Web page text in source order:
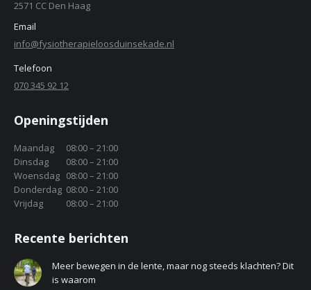
2571 CC Den Haag
Email
info@fysiotherapieloosduinsekade.nl
Telefoon
070 345 92 12
Openingstijden
Maandag
08:00 – 21:00
Dinsdag
08:00 – 21:00
Woensdag 08:00 – 21:00
Donderdag 08:00 – 21:00
Vrijdag
08:00 – 21:00
Recente berichten
Meer bewegen in de lente, maar nog steeds klachten? Dit
is waarom